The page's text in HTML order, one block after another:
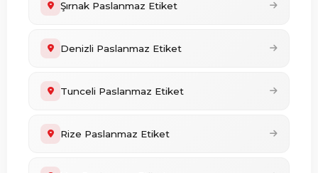
Şırnak Paslanmaz Etiket
Denizli Paslanmaz Etiket
Tunceli Paslanmaz Etiket
Rize Paslanmaz Etiket